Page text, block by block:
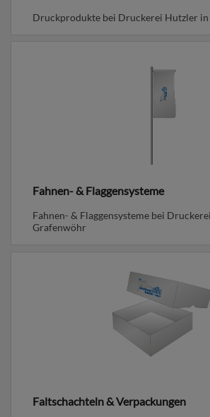
Druckprodukte bei Druckerei Hutzler
Fahnen- & Flaggensysteme
Fahnen- & Flaggensysteme bei
Grafenwöhr
Faltschachteln & Verpackungen